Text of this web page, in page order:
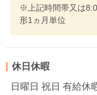
※上記時間帯又は
形1ヵ月単位
休日休暇
日曜日 祝日 有給休